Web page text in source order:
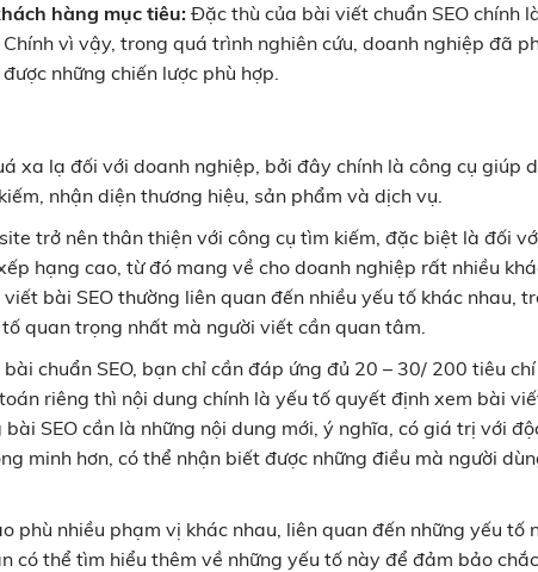
hàng mục tiêu: Đặc thù của bài viết chuẩn SEO chính
vì vậy, trong quá trình nghiên cứu, doanh nghiệp đã
những chiến lược phù hợp.
xa lạ đối với doanh nghiệp, bởi đây chính là công cụ giúp
nhận diện thương hiệu, sản phẩm và dịch vụ.
trở nên thân thiện với công cụ tìm kiếm, đặc biệt là đối
hạng cao, từ đó mang về cho doanh nghiệp rất nhiều
bài SEO thường liên quan đến nhiều yếu tố khác nhau,
quan trọng nhất mà người viết cần quan tâm.
chuẩn SEO, bạn chỉ cần đáp ứng đủ 20 – 30/ 200 tiêu
riêng thì nội dung chính là yếu tố quyết định xem bài
SEO cần là những nội dung mới, ý nghĩa, có giá trị với
minh hơn, có thể nhận biết được những điều mà người
phù nhiều phạm vị khác nhau, liên quan đến những yếu tố
có thể tìm hiểu thêm về những yếu tố này để đảm bảo